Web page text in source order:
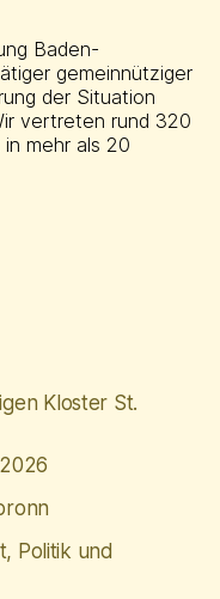
Baden-
gemeinnütziger
der Situation
vertreten rund 320
mehr als 20
Kloster St.
Politik und